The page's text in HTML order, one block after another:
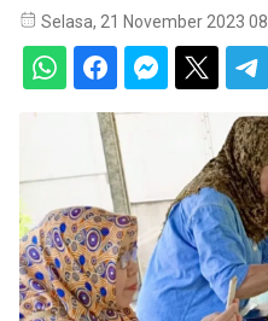
Selasa, 21 November 2023